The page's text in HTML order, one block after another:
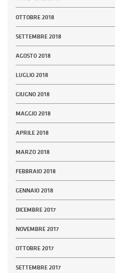
OTTOBRE 2018
SETTEMBRE 2018
AGOSTO 2018
LUGLIO 2018
GIUGNO 2018
MAGGIO 2018
APRILE 2018
MARZO 2018
FEBBRAIO 2018
GENNAIO 2018
DICEMBRE 2017
NOVEMBRE 2017
OTTOBRE 2017
SETTEMBRE 2017